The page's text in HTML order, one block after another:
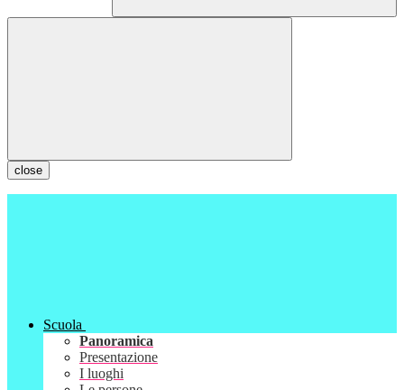
close
Scuola
Panoramica
Presentazione
I luoghi